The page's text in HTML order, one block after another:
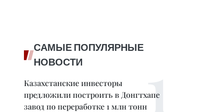
САМЫЕ ПОПУЛЯРНЫЕ
НОВОСТИ
Казахстанские инвесторы
предложили построить в Донгтхапе
завод по переработке 1 млн тонн